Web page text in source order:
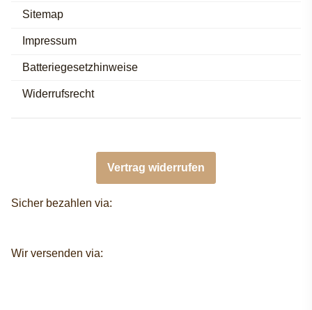
Sitemap
Impressum
Batteriegesetzhinweise
Widerrufsrecht
Vertrag widerrufen
Sicher bezahlen via:
Wir versenden via: